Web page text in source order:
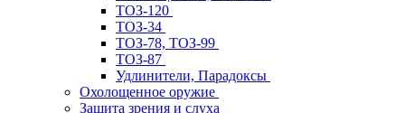
ТОЗ-120
ТОЗ-34
ТОЗ-78, ТОЗ-99
ТОЗ-87
Удлинители, Парадоксы
Охолощенное оружие
Защита зрения и слуха